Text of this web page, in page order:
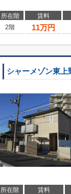
所在階 賃料
2階
11万円
シャーメゾン東上
所在階 賃料